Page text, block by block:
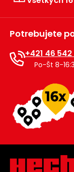
Potrebujete
+421 46
Po-Št 8-